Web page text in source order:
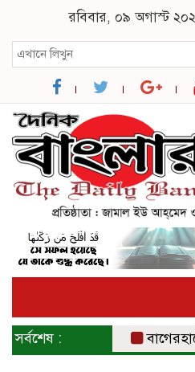
রবিবার, ০৯ অগাস্ট
সর্বশেষ : বাগেরহাটে